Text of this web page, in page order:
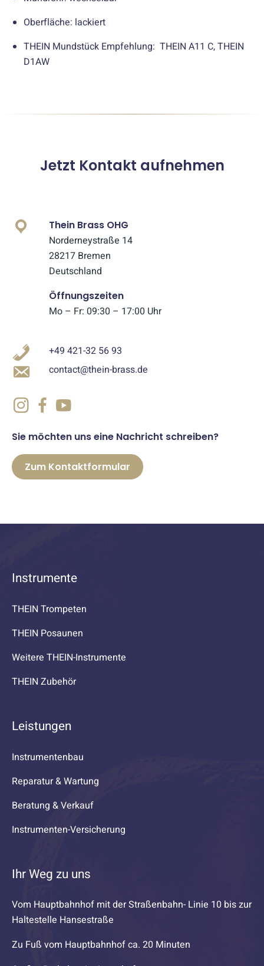
Oberfläche: lackiert
THEIN Mundstück Empfehlung: THEIN A11 C, THEIN
D1AW
Jetzt Kontakt aufnehmen
Thein Brass OHG
Norderneystraße 14
28217 Bremen
Deutschland
Öffnungszeiten
Mo – Fr: 09:30 – 17:00 Uhr
+49 421-32 56 93
contact@thein-brass.de
Sie möchten uns eine Nachricht schreiben?
Zum Kontaktformular
Instrumente
THEIN Trompeten
THEIN Posaunen
Weitere THEIN-Instrumente
THEIN Zubehör
Leistungen
Instrumentenbau
Reparatur & Wartung
Beratung & Verkauf
Instrumenten-Versicherung
Ihr Weg zu uns
Vom Hauptbahnhof mit der Straßenbahn- Linie 10 bis zur
Haltestelle Hansestraße
Zu Fuß vom Hauptbahnhof ca. 20 Minuten